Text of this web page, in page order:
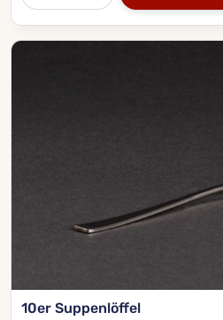
10er Suppenlöffel